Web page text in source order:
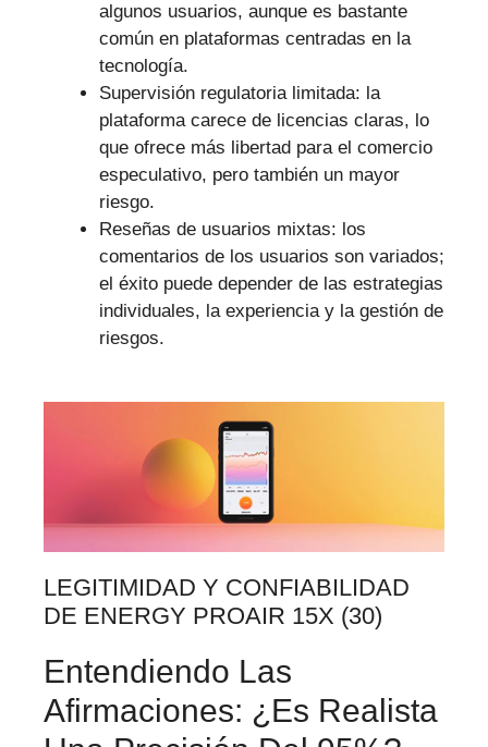
algunos usuarios, aunque es bastante
común en plataformas centradas en la
tecnología.
Supervisión regulatoria limitada: la
plataforma carece de licencias claras, lo
que ofrece más libertad para el comercio
especulativo, pero también un mayor
riesgo.
Reseñas de usuarios mixtas: los
comentarios de los usuarios son variados;
el éxito puede depender de las estrategias
individuales, la experiencia y la gestión de
riesgos.
LEGITIMIDAD Y CONFIABILIDAD
DE ENERGY PROAIR 15X (30)
Entendiendo Las
Afirmaciones: ¿Es Realista